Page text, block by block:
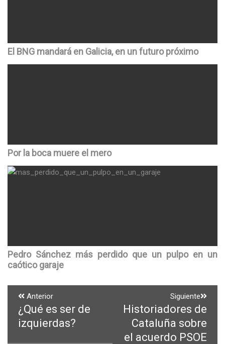
El BNG mandará en Galicia, en un futuro próximo
Por la boca muere el mero
Pedro Sánchez más perdido que un pulpo en un
caótico garaje
Navegación
de
entradas
Anterior
Entrada
anterior:
¿Qué es ser de
izquierdas?
Siguiente
Entrada
siguiente:
Historiadores de
Cataluña sobre
el acuerdo PSOE